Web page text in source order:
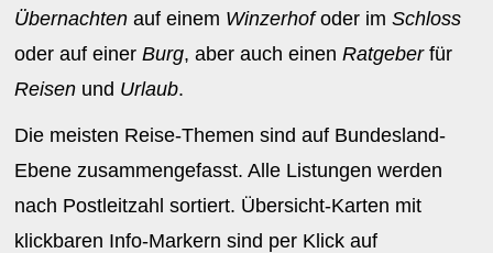
Übernachten auf einem Winzerhofoder imSchloss
oder auf einerBurg, aber auch einenRatgeberfür
Reisen und Urlaub.
Die meisten Reise-Themen sind auf Bundesland-
Ebene zusammengefasst. Alle Listungen werden
nach Postleitzahl sortiert. Übersicht-Karten mit
klickbaren Info-Markern sind per Klick auf